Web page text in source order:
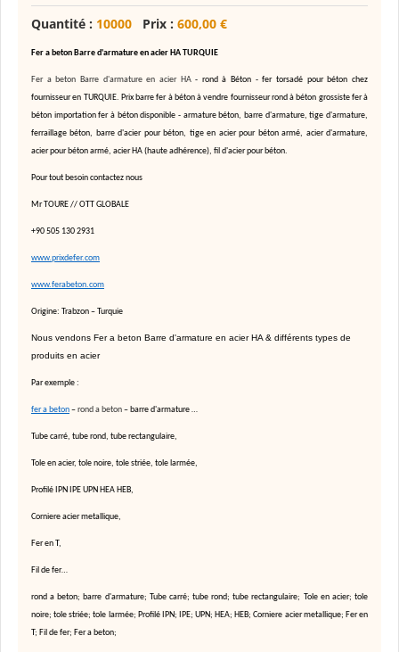
Quantité : 10000 Prix : 600,00 €
Fer a beton Barre d'armature en acier HA TURQUIE
Fer a beton Barre d'armature en acier HA- rond à Béton - fer torsadé pour bétonchez
fournisseur en TURQUIE. Prix barre fer à béton à vendre fournisseur rond à béton grossiste fer à
béton importation fer à béton disponible - armature béton, barre d'armature, tige d'armature,
ferraillage béton, barre d'acier pour béton, tige en acier pour béton armé, acier d'armature,
acier pour béton armé, acier HA (haute adhérence), fil d'acier pour béton.
Pour tout besoin contactez nous
Mr TOURE // OTT GLOBALE
+90 505 130 2931
www.prixdefer.com
www.ferabeton.com
Origine: Trabzon – Turquie
Nous vendons Fer a beton Barre d'armature en acier HA & différents types de
produits en acier
Par exemple :
fer a beton–rond a beton– barre d'armature …
Tube carré, tube rond, tube rectangulaire,
Tole en acier, tole noire, tole striée, tole larmée,
Profilé IPN IPE UPN HEA HEB,
Corniere acier metallique,
Fer en T,
Fil de fer…
rond a beton; barre d'armature; Tube carré; tube rond; tube rectangulaire; Tole en acier; tole
noire; tole striée; tole larmée; Profilé IPN; IPE; UPN; HEA; HEB; Corniere acier metallique; Fer en
T; Fil de fer; Fer a beton;